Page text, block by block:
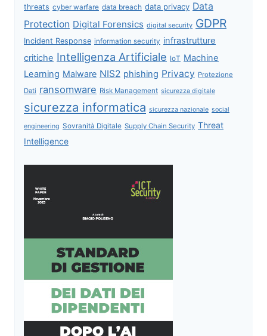
threats cyber warfare data breach data privacy Data
Protection Digital Forensics digital security GDPR
Incident Response information security infrastrutture
critiche Intelligenza Artificiale IoT Machine
Learning Malware NIS2 phishing Privacy Protezione
Dati ransomware Risk Management sicurezza digitale
sicurezza informatica sicurezza nazionale social
engineering Sovranità Digitale Supply Chain Security Threat
Intelligence